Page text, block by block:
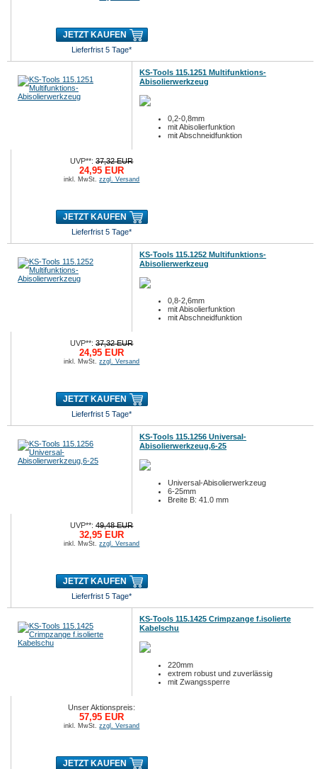
JETZT KAUFEN
Lieferfrist 5 Tage*
KS-Tools 115.1251 Multifunktions-
Abisolierwerkzeug
0,2-0,8mm
mit Abisolierfunktion
mit Abschneidfunktion
UVP**:37,32 EUR
24,95 EUR
inkl. MwSt.zzgl. Versand
JETZT KAUFEN
Lieferfrist 5 Tage*
KS-Tools 115.1252 Multifunktions-
Abisolierwerkzeug
0,8-2,6mm
mit Abisolierfunktion
mit Abschneidfunktion
UVP**:37,32 EUR
24,95 EUR
inkl. MwSt.zzgl. Versand
JETZT KAUFEN
Lieferfrist 5 Tage*
KS-Tools 115.1256 Universal-
Abisolierwerkzeug,6-25
Universal-Abisolierwerkzeug
6-25mm
Breite B: 41.0 mm
UVP**:49,48 EUR
32,95 EUR
inkl. MwSt.zzgl. Versand
JETZT KAUFEN
Lieferfrist 5 Tage*
KS-Tools 115.1425 Crimpzange f.isolierte
Kabelschu
220mm
extrem robust und zuverlässig
mit Zwangssperre
Unser Aktionspreis:
57,95 EUR
inkl. MwSt.zzgl. Versand
JETZT KAUFEN